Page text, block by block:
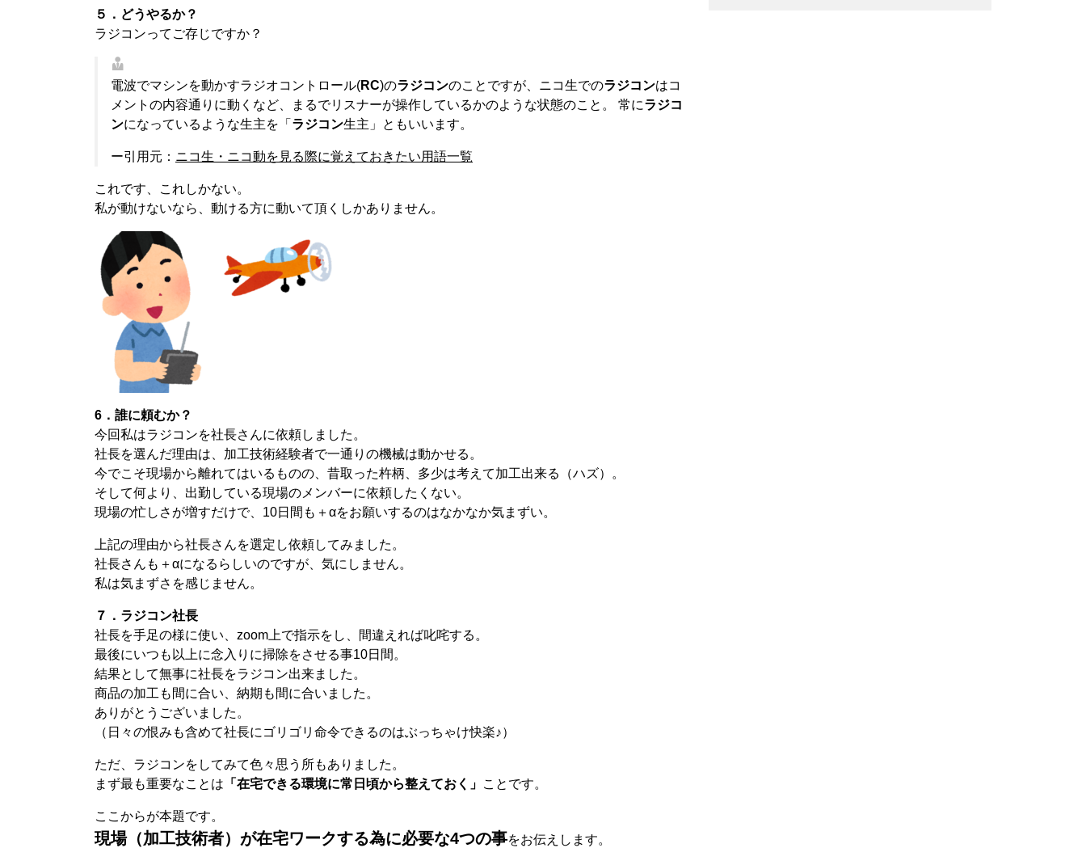
５．どうやるか？
ラジコンってご存じですか？
電波でマシンを動かすラジオコントロール(RC)のラジコンのことですが、ニコ生でのラジコンはコ
メントの内容通りに動くなど、まるでリスナーが操作しているかのような状態のこと。 常にラジコ
ンになっているような生主を「 ラジコン生主」ともいいます。
ー引用元： ニコ生・ニコ動を見る際に覚えておきたい用語一覧
これです、これしかない。
私が動けないなら、動ける方に動いて頂くしかありません。
6．誰に頼むか？
今回私はラジコンを社長さんに依頼しました。
社長を選んだ理由は、加工技術経験者で一通りの機械は動かせる。
今でこそ現場から離れてはいるものの、昔取った杵柄、多少は考えて加工出来る（ハズ）。
そして何より、出勤している現場のメンバーに依頼したくない。
現場の忙しさが増すだけで、10日間も＋αをお願いするのはなかなか気まずい。
上記の理由から社長さんを選定し依頼してみました。
社長さんも＋αになるらしいのですが、気にしません。
私は気まずさを感じません。
７．ラジコン社長
社長を手足の様に使い、zoom上で指示をし、間違えれば叱咤する。
最後にいつも以上に念入りに掃除をさせる事10日間。
結果として無事に社長をラジコン出来ました。
商品の加工も間に合い、納期も間に合いました。
ありがとうございました。
（日々の恨みも含めて社長にゴリゴリ命令できるのはぶっちゃけ快楽♪）
ただ、ラジコンをしてみて色々思う所もありました。
まず最も重要なことは 「在宅できる環境に常日頃から整えておく」 ことです。
ここからが本題です。
現場（加工技術者）が在宅ワークする為に必要な4つの事をお伝えします。